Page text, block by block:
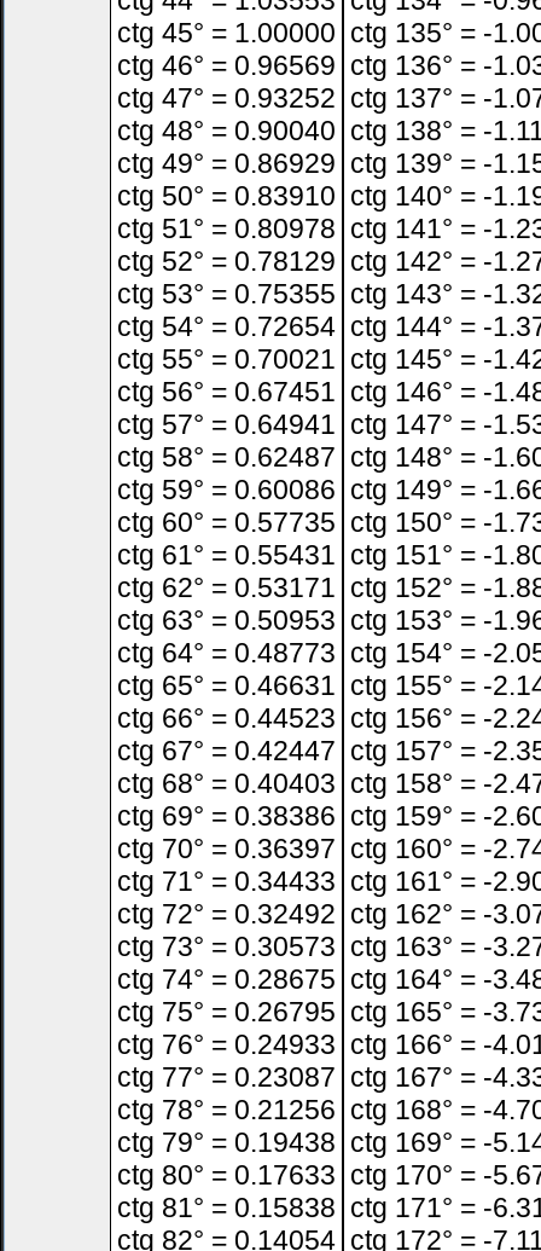
ctg 45° = 1.00000
ctg 46° = 0.96569
ctg 47° = 0.93252
ctg 48° = 0.90040
ctg 49° = 0.86929
ctg 50° = 0.83910
ctg 51° = 0.80978
ctg 52° = 0.78129
ctg 53° = 0.75355
ctg 54° = 0.72654
ctg 55° = 0.70021
ctg 56° = 0.67451
ctg 57° = 0.64941
ctg 58° = 0.62487
ctg 59° = 0.60086
ctg 60° = 0.57735
ctg 61° = 0.55431
ctg 62° = 0.53171
ctg 63° = 0.50953
ctg 64° = 0.48773
ctg 65° = 0.46631
ctg 66° = 0.44523
ctg 67° = 0.42447
ctg 68° = 0.40403
ctg 69° = 0.38386
ctg 70° = 0.36397
ctg 71° = 0.34433
ctg 72° = 0.32492
ctg 73° = 0.30573
ctg 74° = 0.28675
ctg 75° = 0.26795
ctg 76° = 0.24933
ctg 77° = 0.23087
ctg 78° = 0.21256
ctg 79° = 0.19438
ctg 80° = 0.17633
ctg 81° = 0.15838
ctg 82° = 0.14054
ctg 135° = -
ctg 136° = -
ctg 137° = -
ctg 138° = -
ctg 139° = -
ctg 140° = -
ctg 141° = -
ctg 142° = -
ctg 143° = -
ctg 144° = -
ctg 145° = -
ctg 146° = -
ctg 147° = -
ctg 148° = -
ctg 149° = -
ctg 150° = -
ctg 151° = -
ctg 152° = -
ctg 153° = -
ctg 154° = -
ctg 155° = -
ctg 156° = -
ctg 157° = -
ctg 158° = -
ctg 159° = -
ctg 160° = -
ctg 161° = -
ctg 162° = -
ctg 163° = -
ctg 164° = -
ctg 165° = -
ctg 166° = -
ctg 167° = -
ctg 168° = -
ctg 169° = -
ctg 170° = -
ctg 171° = -
ctg 172° = -